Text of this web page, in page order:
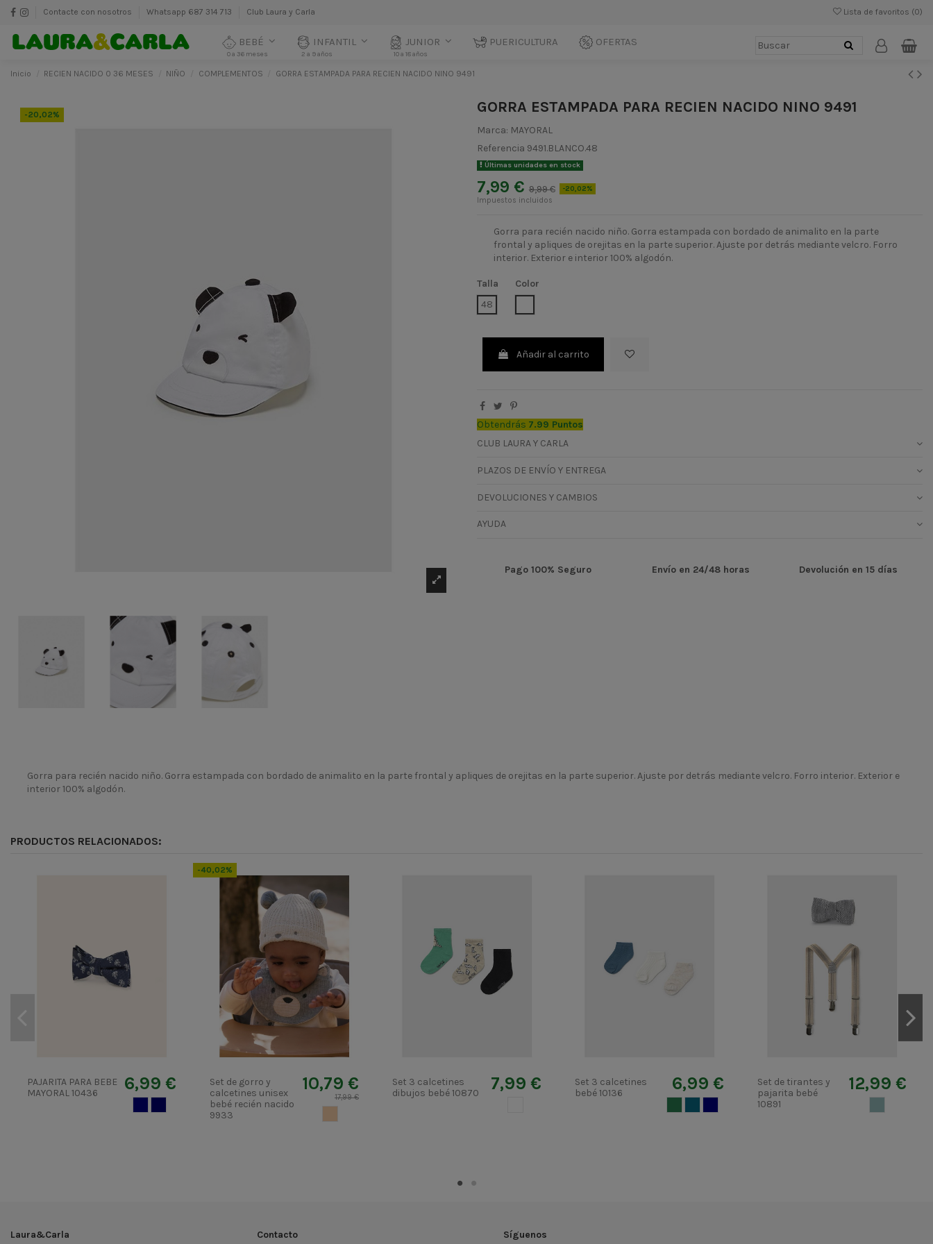
Contacte con nosotros Whatsapp 687 314 713 Club Laura y Carla Lista de favoritos (0)
BEBÉ
0 a 36 meses
INFANTIL
2 a 9 años
JUNIOR
10 a 18 años
PUERICULTURA OFERTAS
Inicio RECIEN NACIDO 0 36 MESES NIÑO COMPLEMENTOS GORRA ESTAMPADA PARA RECIEN NACIDO NINO 9491
-20,02% GORRA ESTAMPADA PARA RECIEN NACIDO NINO 9491
Marca: MAYORAL
Referencia 9491.BLANCO.48
Últimas unidades en stock
7,99 € 9,99 €
-20,02%
Impuestos incluidos
Gorra para recién nacido niño. Gorra estampada con bordado de animalito en la parte
frontal y apliques de orejitas en la parte superior. Ajuste por detrás mediante velcro. Forro
interior. Exterior e interior 100% algodón.
Talla
48
Color
Añadir al carrito
Obtendrás 7.99 Puntos
CLUB LAURA Y CARLA
PLAZOS DE ENVÍO Y ENTREGA
DEVOLUCIONES Y CAMBIOS
AYUDA
Pago 100% Seguro Envío en 24/48 horas Devolución en 15 días
Gorra para recién nacido niño. Gorra estampada con bordado de animalito en la parte frontal y apliques de orejitas en la parte superior. Ajuste por detrás mediante velcro. Forro interior. Exterior e
interior 100% algodón.
PRODUCTOS RELACIONADOS:
PAJARITA PARA BEBE
MAYORAL 10436
6,99 €
-40,02%
Set de gorro y
calcetines unisex
bebé recién nacido
9933
10,79 €
17,99 €
Set 3 calcetines
dibujos bebé 10870
7,99 €
Set 3 calcetines
bebé 10136
6,99 €
AZUL2 OSCURO
AZUL MARINO
Set de tirantes y
pajarita bebé
10891
12,99 €
Laura&Carla Contacto Síguenos